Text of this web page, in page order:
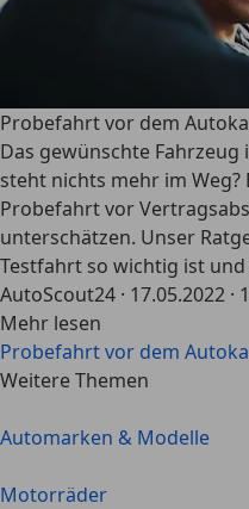
Probefahrt vor dem
Das gewünschte
steht nichts mehr im
Probefahrt vor
unterschätzen. Unser
Testfahrt so wichtig ist
AutoScout24 · 17.05.2022 ·
Mehr lesen
Probefahrt vor dem
Weitere Themen
Automarken & Modelle
Motorräder